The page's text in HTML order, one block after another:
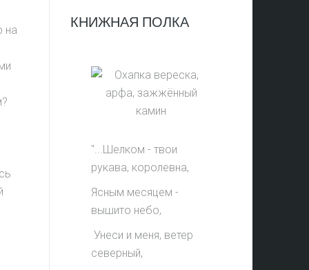
на
КНИЖНАЯ ПОЛКА
"...Шелком - твои
рукава, королевна,
Ясным месяцем -
вышито небо,
Унеси и меня, ветер
северный,